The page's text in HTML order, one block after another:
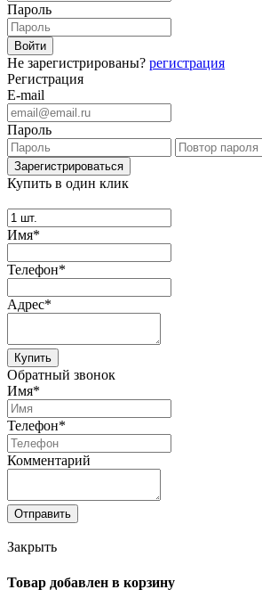
Пароль
Не зарегистрированы? регистрация
Регистрация
E-mail
Пароль
Купить в один клик
Имя*
Телефон*
Адрес*
Купить
Обратный звонок
Имя*
Телефон*
Комментарий
Отправить
Закрыть
Товар добавлен в корзину